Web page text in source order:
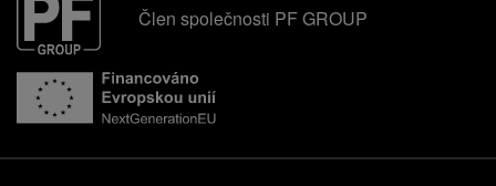
Člen společnosti PF GROUP